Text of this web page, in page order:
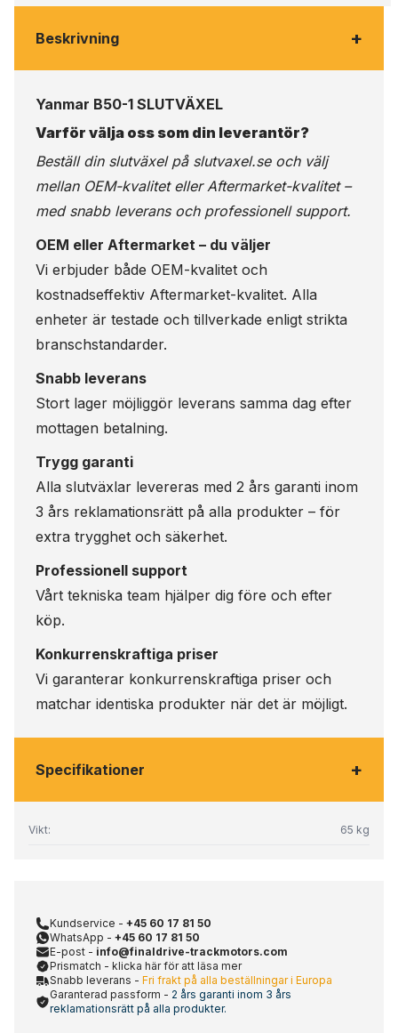
Beskrivning +
Yanmar B50-1 SLUTVÄXEL
Varför välja oss som din leverantör?
Beställ din slutväxel på slutvaxel.seoch välj
mellan OEM-kvalitet eller Aftermarket-kvalitet –
med snabb leverans och professionell support.
OEM eller Aftermarket – du väljer
Vi erbjuder både OEM-kvalitet och
kostnadseffektiv Aftermarket-kvalitet. Alla
enheter är testade och tillverkade enligt strikta
branschstandarder.
Snabb leverans
Stort lager möjliggör leverans samma dag efter
mottagen betalning.
Trygg garanti
Alla slutväxlar levereras med 2 års garanti inom
3 års reklamationsrätt på alla produkter – för
extra trygghet och säkerhet.
Professionell support
Vårt tekniska team hjälper dig före och efter
köp.
Konkurrenskraftiga priser
Vi garanterar konkurrenskraftiga priser och
matchar identiska produkter när det är möjligt.
Specifikationer +
Vikt: 65 kg
Kundservice - +45 60 17 81 50
WhatsApp - +45 60 17 81 50
E-post - info@finaldrive-trackmotors.com
Prismatch - klicka här för att läsa mer
Snabb leverans - Fri frakt på alla beställningar i Europa
Garanterad passform - 2 års garanti inom 3 års
reklamationsrätt på alla produkter.